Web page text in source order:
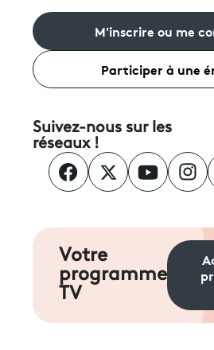
M'inscrire ou me
Participer à une
Suivez-nous sur les
réseaux !
Votre
programme
TV